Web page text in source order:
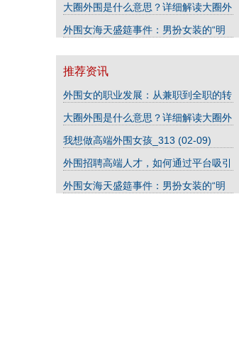
大圈外围是什么意思？详细解读大圈外
外围女海天盛筵事件：男扮女装的“明
推荐资讯
外围女的职业发展：从兼职到全职的转
大圈外围是什么意思？详细解读大圈外
我想做高端外围女孩_313 (02-09)
外围招聘高端人才，如何通过平台吸引
外围女海天盛筵事件：男扮女装的“明